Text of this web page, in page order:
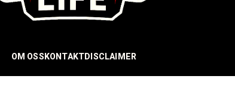
OM OSS KONTAKTDISCLAIMER